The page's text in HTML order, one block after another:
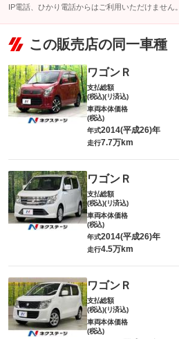
IP電話、ひかり電話からはご利用いただけません。
この販売店の同一車種
ワゴンＲ
支払総額
(税込)(リ済込)
車両本体価格
(税込)
年式2014(平成26)年
走行7.7万km
ワゴンＲ
支払総額
(税込)(リ済込)
車両本体価格
(税込)
年式2014(平成26)年
走行4.5万km
ワゴンＲ
支払総額
(税込)(リ済込)
車両本体価格
(税込)